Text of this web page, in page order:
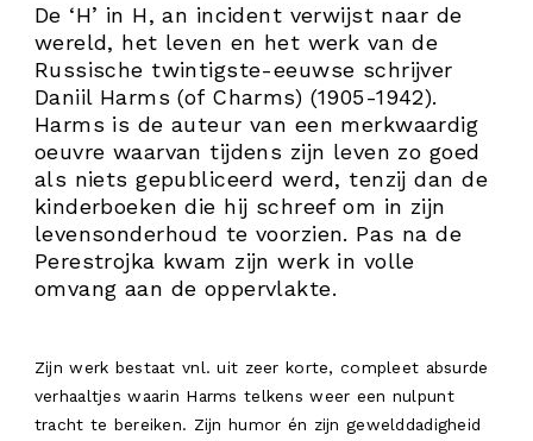
De ‘H’ in H, an incident verwijst naar de
wereld, het leven en het werk van de
Russische twintigste-eeuwse schrijver
Daniil Harms (of Charms) (1905-1942).
Harms is de auteur van een merkwaardig
oeuvre waarvan tijdens zijn leven zo goed
als niets gepubliceerd werd, tenzij dan de
kinderboeken die hij schreef om in zijn
levensonderhoud te voorzien. Pas na de
Perestrojka kwam zijn werk in volle
omvang aan de oppervlakte.
Zijn werk bestaat vnl. uit zeer korte, compleet absurde
verhaaltjes waarin Harms telkens weer een nulpunt
tracht te bereiken. Zijn humor én zijn gewelddadigheid